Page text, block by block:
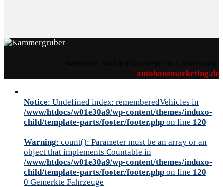
autohausmarketing.de
Notice: Undefined index: rememberedVehicles in
/www/htdocs/w01e30a9/wp-content/themes/induxo-
child/template-parts/footer/footer.php on line 120
Warning: count(): Parameter must be an array or an
object that implements Countable in
/www/htdocs/w01e30a9/wp-content/themes/induxo-
child/template-parts/footer/footer.php on line 120
0 Gemerkte Fahrzeuge